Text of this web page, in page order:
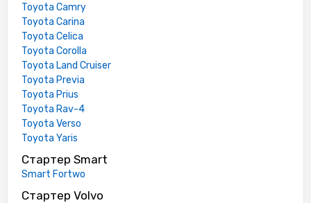
Toyota Camry
Toyota Carina
Toyota Celica
Toyota Corolla
Toyota Land Cruiser
Toyota Previa
Toyota Prius
Toyota Rav-4
Toyota Verso
Toyota Yaris
Стартер Smart
Smart Fortwo
Стартер Volvo